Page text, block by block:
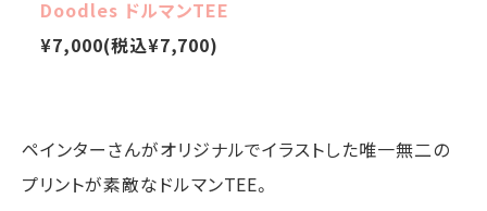
Doodles ドルマンTEE
¥7,000(税込¥7,700)
ペインターさんがオリジナルでイラストした唯一無二の
プリントが素敵なドルマンTEE。